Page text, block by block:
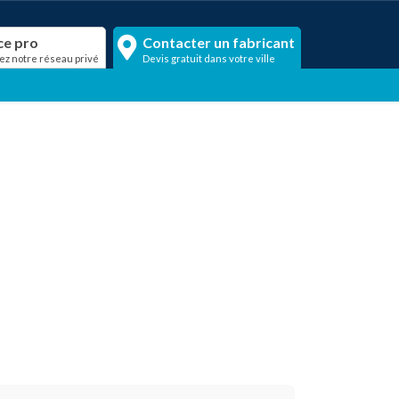
pro
notre réseau privé
Contacter un fabricant
Devis gratuit dans votre ville